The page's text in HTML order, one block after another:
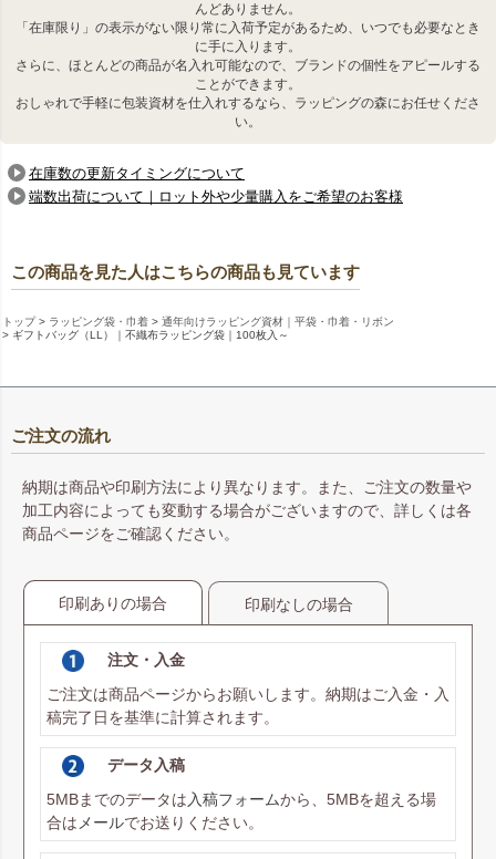
口部は生地を折り返した、丈夫
なつくりになっています。
波加工で仕上げています。
用しています。
※リボン幅：S・M・L＝
13mm、LL＝16mm
す。
んどありません。
「在庫限り」の表示がない限り常に入荷予定があるため、いつでも必要なとき
に手に入ります。
さらに、ほとんどの商品が名入れ可能なので、ブランドの個性をアピールする
ことができます。
おしゃれで手軽に包装資材を仕入れするなら、ラッピングの森にお任せくださ
い。
在庫数の更新タイミングについて
端数出荷について｜ロット外や少量購入をご希望のお客様
この商品を見た人はこちらの商品も見ています
トップ ラッピング袋・巾着
通年向けラッピング資材｜平袋・巾着・リボン
ギフトバッグ（LL）｜不織布ラッピング袋｜100枚入～
ご注文の流れ
納期は商品や印刷方法により異なります。また、ご注文の数量や
加工内容によっても変動する場合がございますので、詳しくは各
商品ページをご確認ください。
印刷ありの場合 印刷なしの場合
注文・入金
ご注文は商品ページからお願いします。納期はご入金・入
稿完了日を基準に計算されます。
データ入稿
5MBまでのデータは 入稿フォームから、5MBを超える場
合は メールでお送りください。